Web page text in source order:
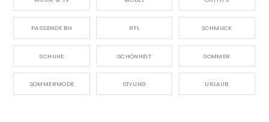
PASSENDE BH RTL SCHMUCK
SCHUHE SCHÖNHEIT SOMMER
SOMMERMODE STYLING URLAUB